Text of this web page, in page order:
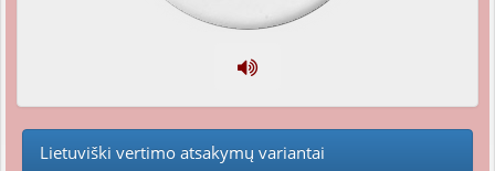
Lietuviški vertimo atsakymų variantai